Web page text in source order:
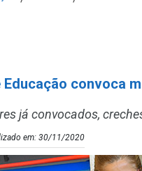
convoca
já convocados,
em: 30/11/2020